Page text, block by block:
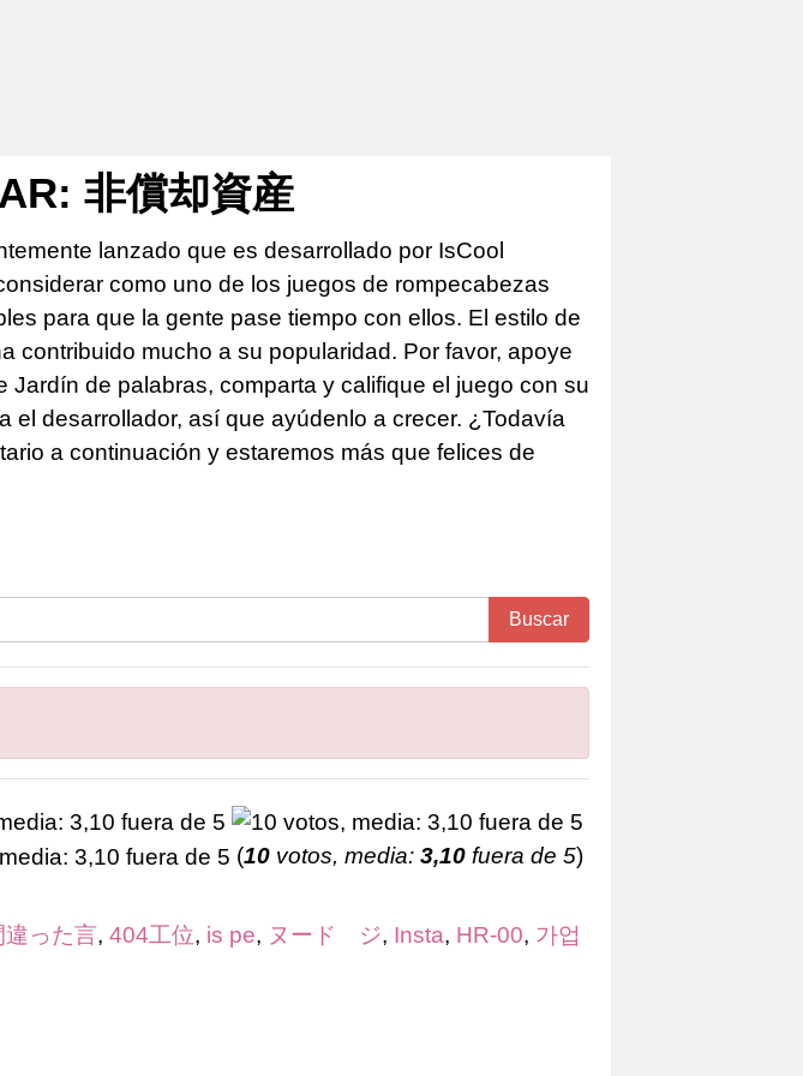
非償却資産
lanzado que es desarrollado por IsCool
como uno de los juegos de rompecabezas
para que la gente pase tiempo con ellos. El estilo de
contribuido mucho a su popularidad. Por favor, apoye
de palabras, comparta y califique el juego con su
el desarrollador, así que ayúdenlo a crecer. ¿Todavía
a continuación y estaremos más que felices de
Buscar
(10 votos, media: 3,10 fuera de 5)
違った言, 404工位, is pe, ヌード ジ, Insta, HR-00, 가업